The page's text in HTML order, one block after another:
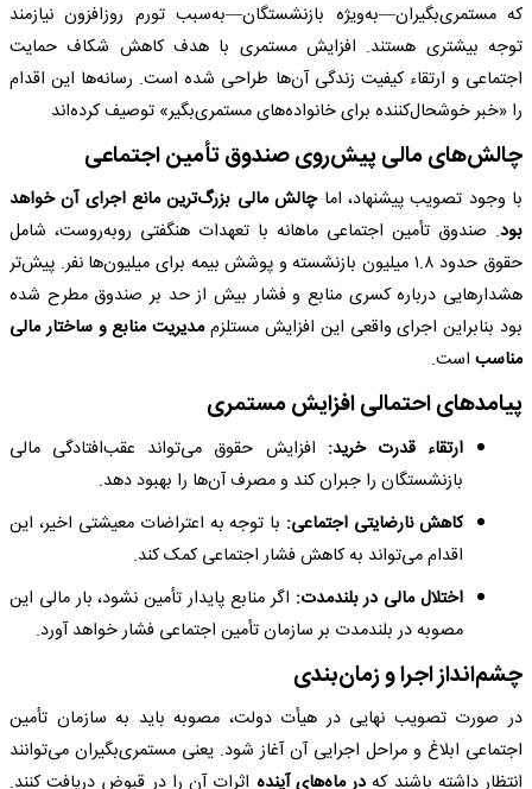
که مستمری‌بگیران—به‌ویژه بازنشستگان—به‌سبب تورم روزافزون نیازمند
توجه بیشتری هستند. افزایش مستمری با هدف کاهش شکاف حمایت
اجتماعی و ارتقاء کیفیت زندگی آن‌ها طراحی شده است. رسانه‌ها این اقدام
را «خبر خوشحال‌کننده برای خانواده‌های مستمری‌بگیر» توصیف کرده‌اند
چالش‌های مالی پیش‌روی صندوق تأمین اجتماعی
با وجود تصویب پیشنهاد، اماچالش مالی بزرگ‌ترین مانع اجرای آن خواهد
بود. صندوق تأمین اجتماعی ماهانه با تعهدات هنگفتی رو‌به‌روست، شامل
حقوق حدود ۱.۸ میلیون بازنشسته و پوشش بیمه برای میلیون‌ها نفر. پیش‌تر
هشدارهایی درباره کسری منابع و فشار بیش از حد بر صندوق مطرح شده
بود بنابراین اجرای واقعی این افزایش مستلزممدیریت منابع و ساختار مالی
مناسب است.
پیامدهای احتمالی افزایش مستمری
ارتقاء قدرت خرید: افزایش حقوق می‌تواند عقب‌افتادگی مالی
بازنشستگان را جبران کند و مصرف آن‌ها را بهبود دهد.
کاهش نارضایتی اجتماعی: با توجه به اعتراضات معیشتی اخیر، این
اقدام می‌تواند به کاهش فشار اجتماعی کمک کند.
اختلال مالی در بلندمدت: اگر منابع پایدار تأمین نشود، بار مالی این
مصوبه در بلندمدت بر سازمان تأمین اجتماعی فشار خواهد آورد.
چشم‌انداز اجرا و زمان‌بندی
در صورت تصویب نهایی در هیأت دولت، مصوبه باید به سازمان تأمین
اجتماعی ابلاغ و مراحل اجرایی آن آغاز شود. یعنی مستمری‌بگیران می‌توانند
انتظار داشته باشند که در ماه‌های آینده اثرات آن را در قبوض دریافت کنند.